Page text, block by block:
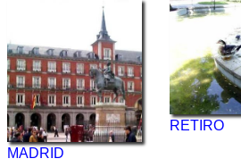
MADRID
RETIRO